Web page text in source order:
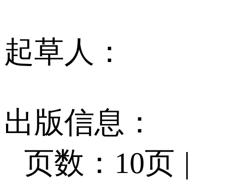
起草人：
出版信息：
页数：10页 |